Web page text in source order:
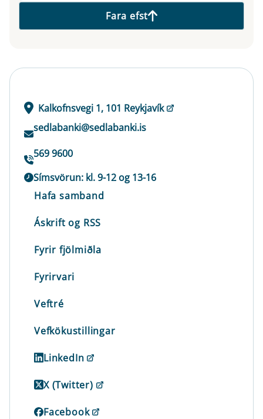
Fara efst
Kalkofnsvegi 1, 101 Reykjavík
sedlabanki@sedlabanki.is
569 9600
Símsvörun: kl. 9-12 og 13-16
Hafa samband
Áskrift og RSS
Fyrir fjölmiðla
Fyrirvari
Veftré
Vefkökustillingar
LinkedIn
X (Twitter)
Facebook